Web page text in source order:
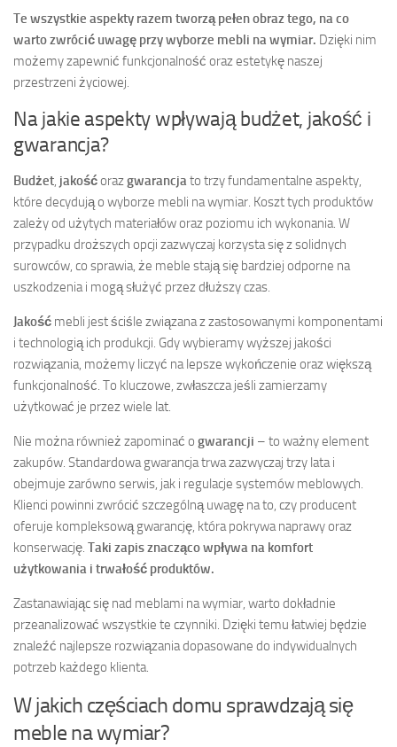
Te wszystkie aspekty razem tworzą pełen obraz tego, na co
warto zwrócić uwagę przy wyborze mebli na wymiar. Dzięki nim
możemy zapewnić funkcjonalność oraz estetykę naszej
przestrzeni życiowej.
Na jakie aspekty wpływają budżet, jakość i
gwarancja?
Budżet, jakośćorazgwarancjato trzy fundamentalne aspekty,
które decydują o wyborze mebli na wymiar. Koszt tych produktów
zależy od użytych materiałów oraz poziomu ich wykonania. W
przypadku droższych opcji zazwyczaj korzysta się z solidnych
surowców, co sprawia, że meble stają się bardziej odporne na
uszkodzenia i mogą służyć przez dłuższy czas.
Jakość mebli jest ściśle związana z zastosowanymi komponentami
i technologią ich produkcji. Gdy wybieramy wyższej jakości
rozwiązania, możemy liczyć na lepsze wykończenie oraz większą
funkcjonalność. To kluczowe, zwłaszcza jeśli zamierzamy
użytkować je przez wiele lat.
Nie można również zapominać o gwarancji – to ważny element
zakupów. Standardowa gwarancja trwa zazwyczaj trzy lata i
obejmuje zarówno serwis, jak i regulacje systemów meblowych.
Klienci powinni zwrócić szczególną uwagę na to, czy producent
oferuje kompleksową gwarancję, która pokrywa naprawy oraz
konserwację. Taki zapis znacząco wpływa na komfort
użytkowania i trwałość produktów.
Zastanawiając się nad meblami na wymiar, warto dokładnie
przeanalizować wszystkie te czynniki. Dzięki temu łatwiej będzie
znaleźć najlepsze rozwiązania dopasowane do indywidualnych
potrzeb każdego klienta.
W jakich częściach domu sprawdzają się
meble na wymiar?